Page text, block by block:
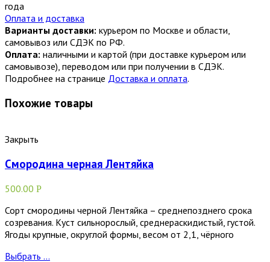
года
Оплата и доставка
Варианты доставки: курьером по Москве и области,
самовывоз или СДЭК по РФ.
Оплата: наличными и картой (при доставке курьером или
самовывозе), переводом или при получении в СДЭК.
Подробнее на странице Доставка и оплата.
Похожие товары
Закрыть
Смородина черная Лентяйка
500.00 Р
Сорт смородины черной Лентяйка – среднепозднего срока
созревания. Куст сильнорослый, среднераскидистый, густой.
Ягоды крупные, округлой формы, весом от 2,1, чёрного
Выбрать ...